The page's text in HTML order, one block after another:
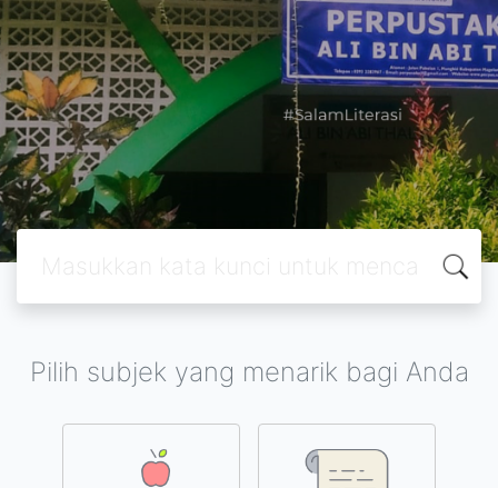
Pilih subjek yang menarik bagi Anda